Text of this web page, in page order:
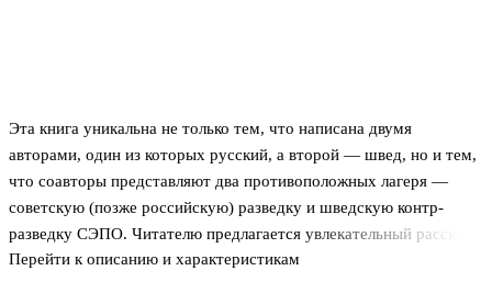
Эта книга уникальна не только тем, что написана двумя
авторами, один из которых русский, а второй — швед, но и тем,
что соавторы представляют два противоположных лагеря —
советскую (позже российскую) разведку и шведскую контр-
разведку СЭПО. Читателю предлагается увлекательный рассказ о
истории противоборства тайных служб России (СССР) и
Перейти к описанию и характеристикам